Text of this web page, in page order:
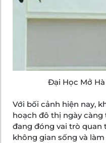
Đại Học Mở
Với bối cảnh hiện nay,
hoạch đô thị ngày
đang đóng vai trò
không gian sống và